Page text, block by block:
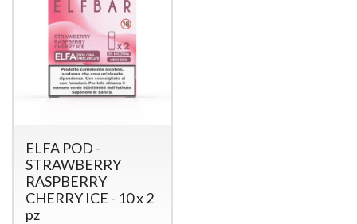
ELFA POD -
STRAWBERRY
RASPBERRY
CHERRY ICE - 10 x 2
pz